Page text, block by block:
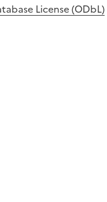
License (ODbL)